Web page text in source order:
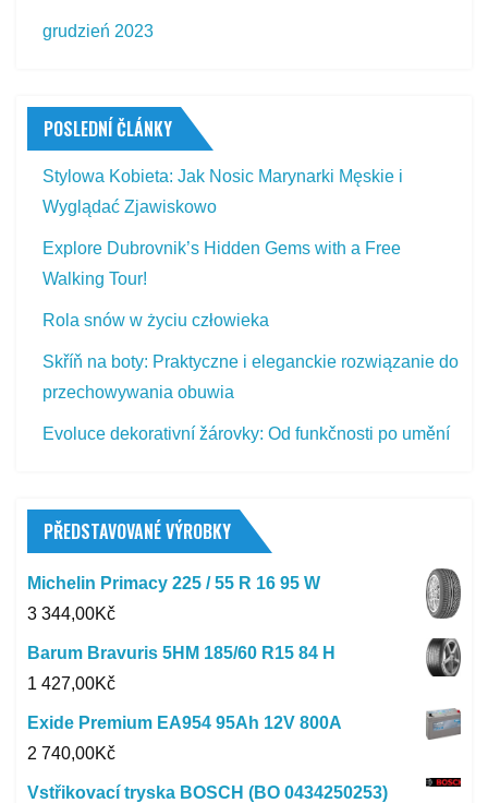
grudzień 2023
POSLEDNÍ ČLÁNKY
Stylowa Kobieta: Jak Nosic Marynarki Męskie i
Wyglądać Zjawiskowo
Explore Dubrovnik’s Hidden Gems with a Free
Walking Tour!
Rola snów w życiu człowieka
Skříň na boty: Praktyczne i eleganckie rozwiązanie do
przechowywania obuwia
Evoluce dekorativní žárovky: Od funkčnosti po umění
PŘEDSTAVOVANÉ VÝROBKY
Michelin Primacy 225 / 55 R 16 95 W
3 344,00Kč
Barum Bravuris 5HM 185/60 R15 84 H
1 427,00Kč
Exide Premium EA954 95Ah 12V 800A
2 740,00Kč
Vstřikovací tryska BOSCH (BO 0434250253)